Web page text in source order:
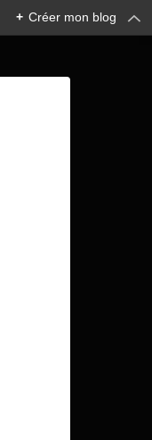
+ Créer mon blog